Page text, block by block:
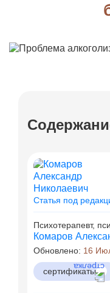
Статья под
Психотерапевт,
Комаров
Обновлено: 16
сертификаты